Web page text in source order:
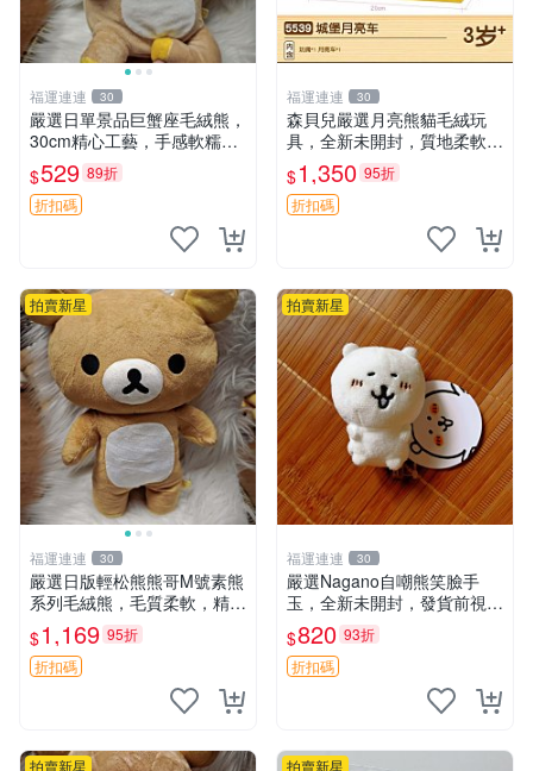
福運連連 30
嚴選日單景品巨蟹座毛絨熊，
30cm精心工藝，手感軟糯推
薦收藏送人 巨蟹座 毛絨玩具
精緻做工
$529 89折
折扣碼
福運連連 30
森貝兒嚴選月亮熊貓毛絨玩
具，全新未開封，質地柔軟適
合收藏 月亮熊貓 毛絨玩具 新
款 儲倉直銷
$1,350 95折
折扣碼
拍賣新星
福運連連 30
嚴選日版輕松熊熊哥M號素熊
系列毛絨熊，毛質柔軟，精緻
可愛，尺寸35cm，保存狀態
優異。收藏或贈送皆為佳選。
中古 毛絨熊 毛玩偶
$1,169 95折
折扣碼
拍賣新星
福運連連 30
嚴選Nagano自嘲熊笑臉手
玉，全新未開封，發貨前視頻
確認，海南 廣西 貴州 嚴選N
agano自嘲熊笑臉手玉，全新
未開封，發貨前視頻確認，四
$820 93折
折扣碼
拍賣新星 拍賣新星